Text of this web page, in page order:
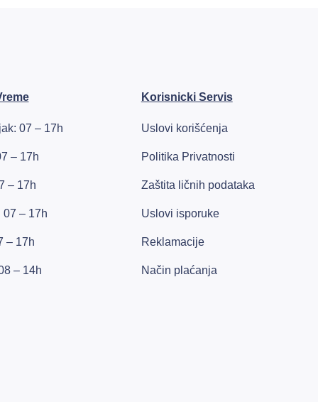
07 – 17h
– 17h
– 17h
07 – 17h
– 17h
– 14h
Korisnicki Servis
Uslovi korišćenja
Politika Privatnosti
Zaštita ličnih podataka
Uslovi isporuke
Reklamacije
Način plaćanja